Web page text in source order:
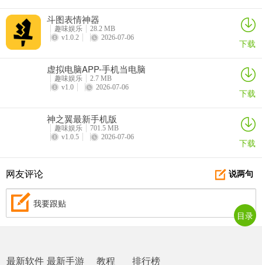
斗图表情神器
趣味娱乐
28.2 MB
v1.0.2
2026-07-06 下载
虚拟电脑APP-手机当电脑
趣味娱乐
2.7 MB
v1.0
2026-07-06 下载
神之翼最新手机版
趣味娱乐
701.5 MB
v1.0.5
2026-07-06 下载
说两句
网友评论
我要跟贴
最新软件 最新手游 教程 排行榜
目录